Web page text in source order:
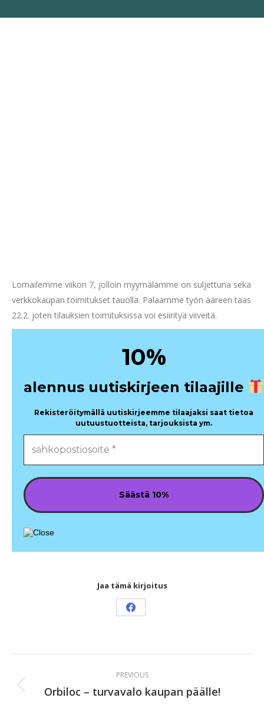
Lomailemme viikon 7, jolloin myymälämme on suljettuna sekä
verkkokaupan toimitukset tauolla. Palaamme työn ääreen taas
22.2. joten tilauksien toimituksissa voi esiintyä viiveitä.
10%
alennus uutiskirjeen tilaajille
Rekisteröitymällä uutiskirjeemme tilaajaksi saat tietoa
uutuustuotteista, tarjouksista ym.
Jaa tämä kirjoitus
Share
Facebook
navigation
PREVIOUS
Previous
Orbiloc – turvavalo kaupan päälle!